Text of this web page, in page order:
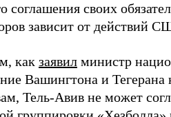
соглашения своих
зависит от действий
как заявил министр
Вашингтона и Тегерана
Тель-Авив не может